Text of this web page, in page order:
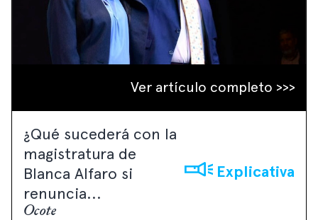
Ver artículo completo >>>
¿Qué sucederá con la
magistratura de
Blanca Alfaro si
renuncia...
Ocote
Explicativa